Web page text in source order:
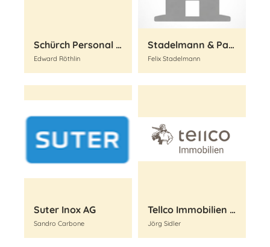
Schürch Personal & Partner GmbH
Edward Röthlin
Stadelmann & Partner Immobilien
Felix Stadelmann
Suter Inox AG
Sandro Carbone
Tellco Immobilien AG
Jörg Sidler